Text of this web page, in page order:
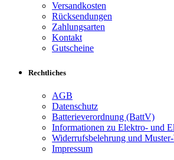
Versandkosten
Rücksendungen
Zahlungsarten
Kontakt
Gutscheine
Rechtliches
AGB
Datenschutz
Batterieverordnung (BattV)
Informationen zu Elektro- und
Widerrufsbelehrung und
Impressum